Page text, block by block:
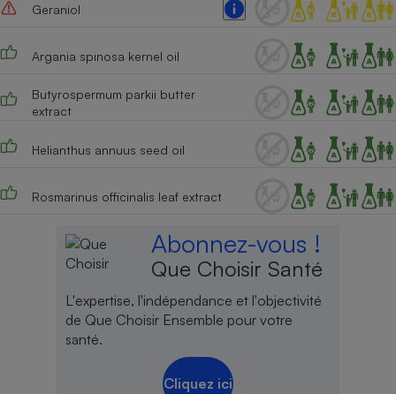
Geraniol
Argania spinosa kernel oil
Butyrospermum parkii butter
extract
Helianthus annuus seed oil
Rosmarinus officinalis leaf extract
Abonnez-vous !
Que Choisir Santé
L'expertise, l'indépendance et l'objectivité
de Que Choisir Ensemble pour votre
santé.
Cliquez ici